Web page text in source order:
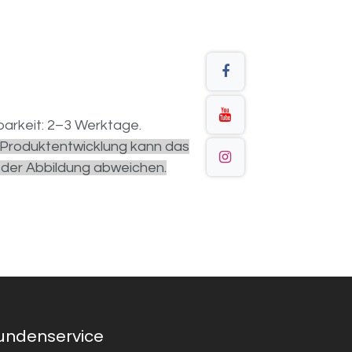
2–3 Werktage.
kann das
Abbildung abweichen.